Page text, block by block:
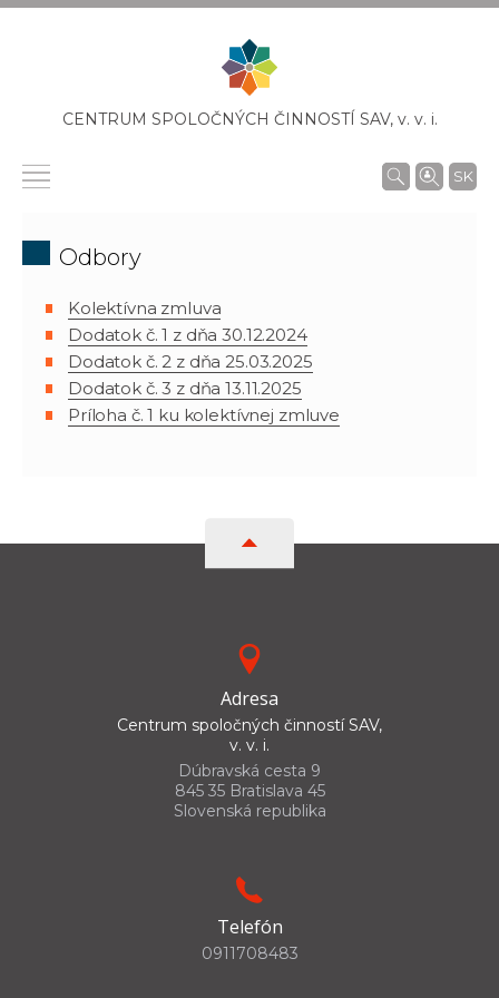
CENTRUM SPOLOČNÝCH ČINNOSTÍ SAV, v. v. i.
SK
Odbory
Kolektívna zmluva
Dodatok č. 1 z dňa 30.12.2024
Dodatok č. 2 z dňa 25.03.2025
Dodatok č. 3 z dňa 13.11.2025
Príloha č. 1 ku kolektívnej zmluve
Adresa
Centrum spoločných činností SAV,
v. v. i.
Dúbravská cesta 9
845 35 Bratislava 45
Slovenská republika
Telefón
0911708483